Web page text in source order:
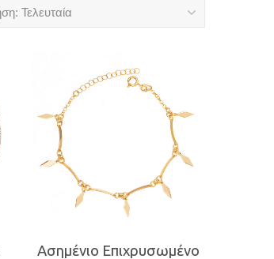
Ασημένιο Επιχρυσωμένο